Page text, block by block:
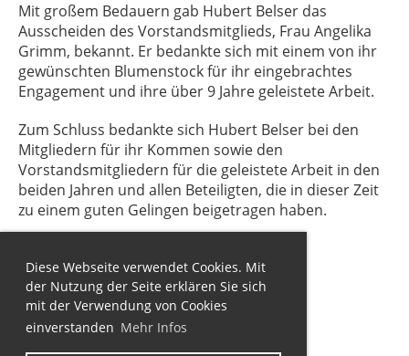
Diese Webseite verwendet Cookies. Mit
der Nutzung der Seite erklären Sie sich
mit der Verwendung von Cookies
einverstanden Mehr Infos
Mit großem Bedauern gab Hubert Belser das
Ausscheiden des Vorstandsmitglieds, Frau Angelika
Grimm, bekannt. Er bedankte sich mit einem von ihr
gewünschten Blumenstock für ihr eingebrachtes
Engagement und ihre über 9 Jahre geleistete Arbeit.
Zum Schluss bedankte sich Hubert Belser bei den
Mitgliedern für ihr Kommen sowie den
Vorstandsmitgliedern für die geleistete Arbeit in den
beiden Jahren und allen Beteiligten, die in dieser Zeit
zu einem guten Gelingen beigetragen haben.